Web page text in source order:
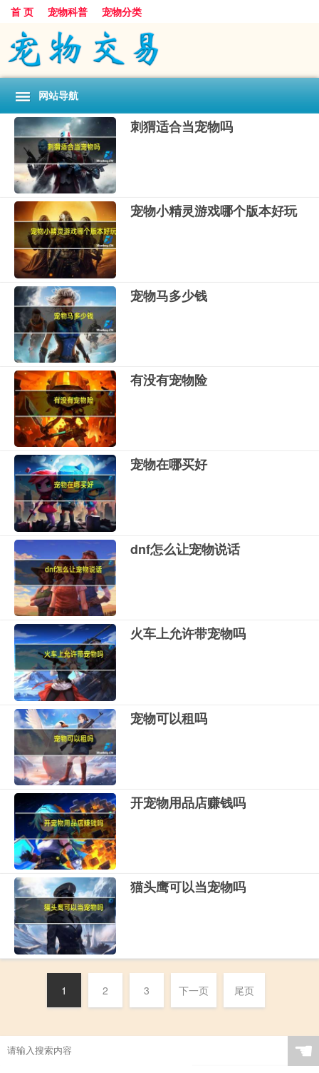
首 页 宠物科普 宠物分类
网站导航
刺猬适合当宠物吗
宠物小精灵游戏哪个版本好玩
宠物马多少钱
有没有宠物险
宠物在哪买好
dnf怎么让宠物说话
火车上允许带宠物吗
宠物可以租吗
开宠物用品店赚钱吗
猫头鹰可以当宠物吗
1 2 3 下一页 尾页
☚